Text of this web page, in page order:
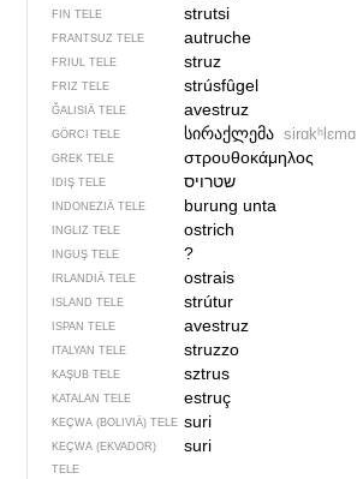
FIN TELE strutsi
FRANTSUZ TELE autruche
FRIUL TELE struz
FRIZ TELE strúsfûgel
ĞALISIÄ TELE avestruz
GÖRCI TELE სირაქლემა sirɑkʰlɛmɑ
GREK TELE στρουθοκάμηλος
IDIŞ TELE
INDONEZIÄ TELE burung unta
INGLIZ TELE ostrich
INGUŞ TELE ?
IRLANDIÄ TELE ostrais
ISLAND TELE strútur
ISPAN TELE avestruz
ITALYAN TELE struzzo
KAŞUB TELE sztrus
KATALAN TELE estruç
KEÇWA (BOLIVIÄ) TELE suri
KEÇWA (EKVADOR)
TELE
suri